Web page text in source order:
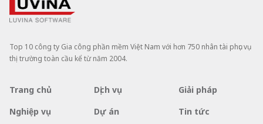
Top 10 công ty Gia công phần mềm Việt Nam với hơn 750 nhân tài phục vụ
thị trường toàn cầu kể từ năm 2004.
Trang chủ Dịch vụ
Giải pháp
Nghiệp vụ
Dự án
Tin tức